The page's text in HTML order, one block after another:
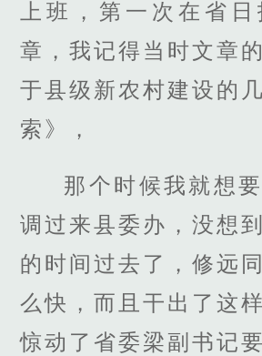
上班，第一次在省
章，我记得当时文章
于县级新农村建设的
索》，
那个时候我就想
调过来县委办，没想
的时间过去了，修远
么快，而且干出了这
惊动了省委梁副书记